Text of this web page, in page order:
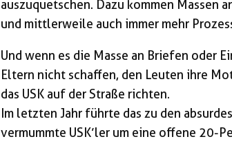
auszuquetschen. Dazu kommen Massen
und mittlerweile auch immer mehr
Und wenn es die Masse an Briefen oder
Eltern nicht schaffen, den Leuten ihre
das USK auf der Straße richten.
Im letzten Jahr führte das zu den
vermummte USK’ler um eine offene 20-